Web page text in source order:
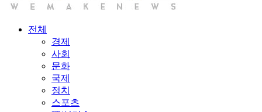
전체
경제
사회
문화
국제
정치
스포츠